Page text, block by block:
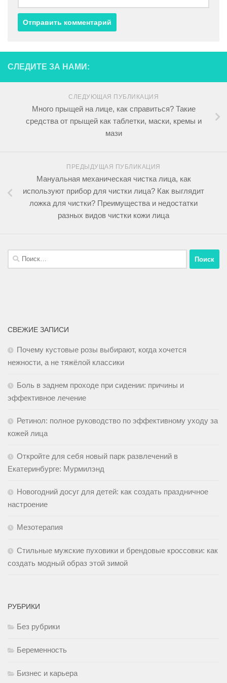
СЛЕДИТЕ ЗА НАМИ:
СЛЕДУЮЩАЯ ПУБЛИКАЦИЯ
Много прыщей на лице, как справиться? Такие
средства от прыщей как таблетки, маски, кремы и
мази
ПРЕДЫДУЩАЯ ПУБЛИКАЦИЯ
Мануальная механическая чистка лица, как
используют прибор для чистки лица? Как выглядит
ложка для чистки? Преимущества и недостатки
разных видов чистки кожи лица
СВЕЖИЕ ЗАПИСИ
Почему кустовые розы выбирают, когда хочется
нежности, а не тяжёлой классики
Боль в заднем проходе при сидении: причины и
эффективное лечение
Ретинол: полное руководство по эффективному уходу за
кожей лица
Откройте для себя новый парк развлечений в
Екатеринбурге: Мурмилэнд
Новогодний досуг для детей: как создать праздничное
настроение
Мезотерапия
Стильные мужские пуховики и брендовые кроссовки: как
создать модный образ этой зимой
РУБРИКИ
Без рубрики
Беременность
Бизнес и карьера